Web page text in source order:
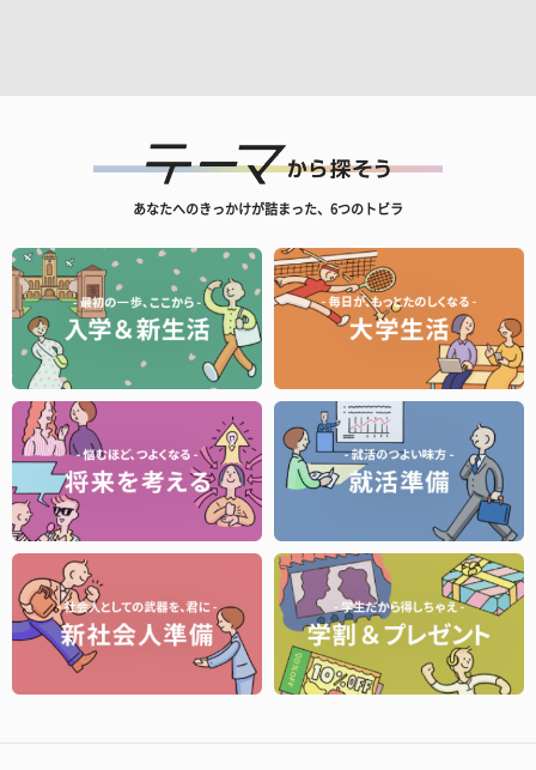
あなたへのきっかけが詰まった、6つのトビラ